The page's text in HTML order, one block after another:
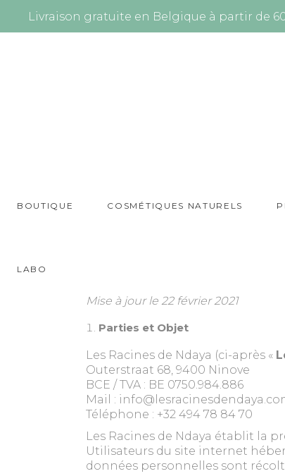
Livraison gratuite en Belgique à partir de
BOUTIQUE COSMÉTIQUES NATURELS
LABO
Mise à jour le 22 février 2021
Parties et Objet
Les Racines de Ndaya (ci-après «
Outerstraat 68, 9400 Ninove
BCE / TVA : BE 0750.984.886
Mail :
Téléphone : +32 494 78 84 70
Les Racines de Ndaya établit la
Utilisateurs du site internet
données personnelles sont